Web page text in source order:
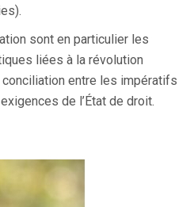
sont en particulier les
liées à la révolution
entre les impératifs
de l’État de droit.